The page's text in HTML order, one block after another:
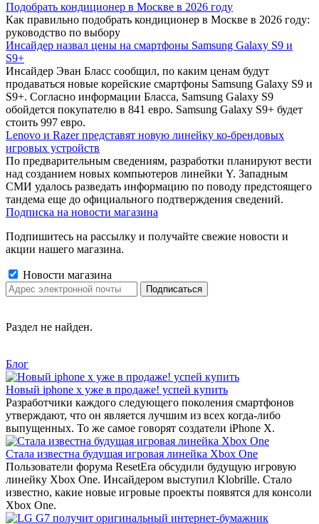
Подобрать кондиционер в Москве в 2026 году
Как правильно подобрать кондиционер в Москве в 2026 году:
руководство по выбору
Инсайдер назвал цены на смартфоны Samsung Galaxy S9 и
S9+
Инсайдер Эван Бласс сообщил, по каким ценам будут
продаваться новые корейские смартфоны Samsung Galaxy S9 и
S9+. Согласно информации Бласса, Samsung Galaxy S9
обойдется покупателю в 841 евро. Samsung Galaxy S9+ будет
стоить 997 евро.
Lenovo и Razer представят новую линейку ко-брендовых
игровых устройств
По предварительным сведениям, разработки планируют вести
над созданием новых компьютеров линейки Y. Западным
СМИ удалось разведать информацию по поводу предстоящего
тандема еще до официального подтверждения сведений.
Подписка на новости магазина
Подпишитесь на рассылку и получайте свежие новости и
акции нашего магазина.
Новости магазина
Раздел не найден.
Блог
Новый iphone x уже в продаже! успей купить
Разработчики каждого следующего поколения смартфонов
утверждают, что он является лучшим из всех когда-либо
выпущенных. То же самое говорят создатели iPhone X.
Стала известна будущая игровая линейка Xbox One
Пользователи форума ResetEra обсудили будущую игровую
линейку Xbox One. Инсайдером выступил Klobrille. Стало
известно, какие новые игровые проекты появятся для консоли
Xbox One.